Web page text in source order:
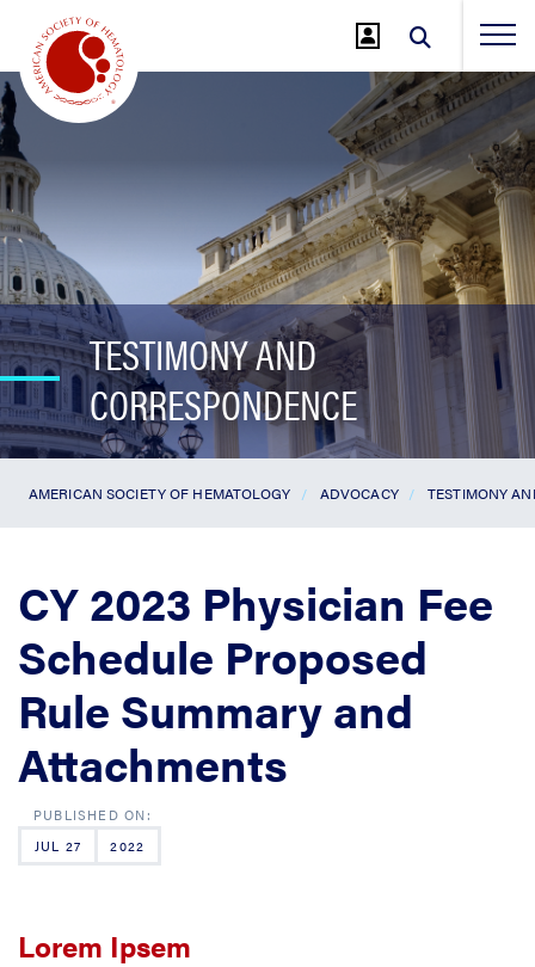
Main
Content
TESTIMONY AND
CORRESPONDENCE
AMERICAN SOCIETY OF HEMATOLOGY ADVOCACY TESTIMONY
CY 2023 Physician Fee
Schedule Proposed
Rule Summary and
Attachments
JUL 27 2022
Lorem Ipsem